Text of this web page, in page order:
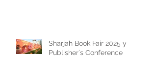
Sharjah Book Fair 2025 y
Publisher´s Conference